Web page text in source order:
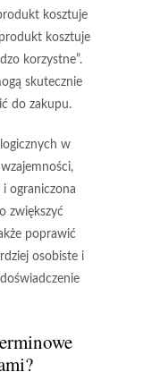
kosztuje
kosztuje
korzystne”.
skutecznie
do zakupu.
w
i ograniczona
zwiększyć
poprawić
osobiste i